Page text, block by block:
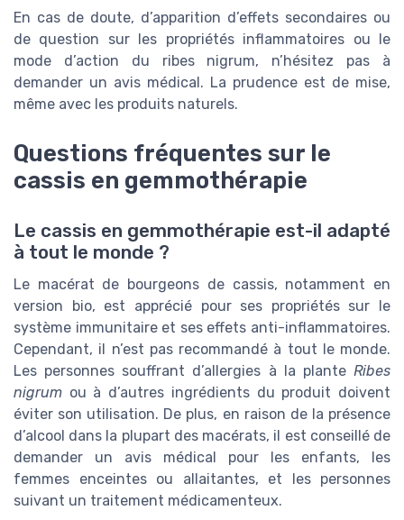
En cas de doute, d’apparition d’effets secondaires ou
de question sur les propriétés inflammatoires ou le
mode d’action du ribes nigrum, n’hésitez pas à
demander un avis médical. La prudence est de mise,
même avec les produits naturels.
Questions fréquentes sur le
cassis en gemmothérapie
Le cassis en gemmothérapie est-il adapté
à tout le monde ?
Le macérat de bourgeons de cassis, notamment en
version bio, est apprécié pour ses propriétés sur le
système immunitaire et ses effets anti-inflammatoires.
Cependant, il n’est pas recommandé à tout le monde.
Les personnes souffrant d’allergies à la plante Ribes
nigrum ou à d’autres ingrédients du produit doivent
éviter son utilisation. De plus, en raison de la présence
d’alcool dans la plupart des macérats, il est conseillé de
demander un avis médical pour les enfants, les
femmes enceintes ou allaitantes, et les personnes
suivant un traitement médicamenteux.